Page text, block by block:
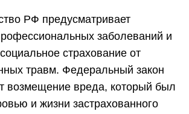
РФ предусматривает
заболеваний и
страхование от
травм. Федеральный закон
возмещение вреда, который был
и жизни застрахованного